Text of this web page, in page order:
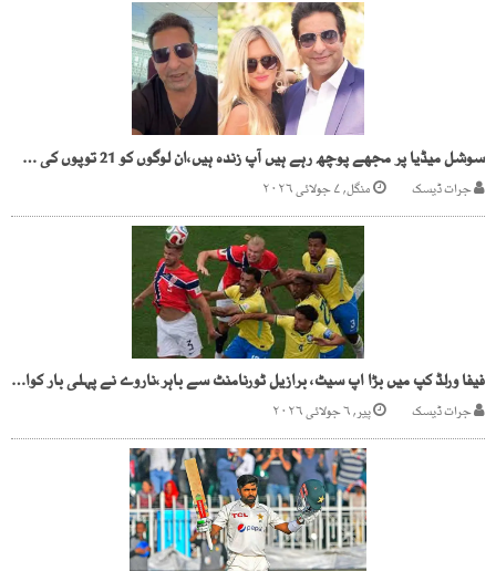
سوشل میڈیا پر مجھے پوچھ رہے ہیں آپ زندہ ہیں،ان لوگوں کو 21 توپوں کی سلامی، وسیم اکرم
جرات ڈیسک منگل, ۷ جولائی ۲۰۲۶
فیفا ورلڈ کپ میں بڑا اپ سیٹ، برازیل ٹورنامنٹ سے باہر،ناروے نے پہلی بار کوارٹر فائنل کے لیے کوالیفائی کرلیا
جرات ڈیسک پیر, ۶ جولائی ۲۰۲۶